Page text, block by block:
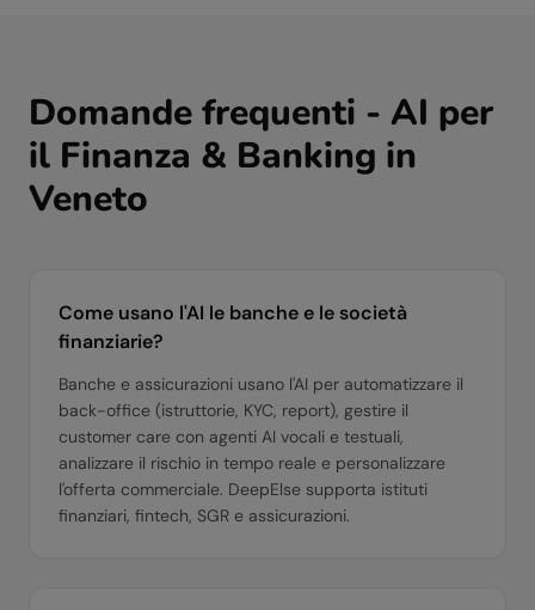
Domande frequenti - AI per
il Finanza & Banking in
Veneto
Come usano l'AI le banche e le società
finanziarie?
Banche e assicurazioni usano l'AI per automatizzare il
back-office (istruttorie, KYC, report), gestire il
customer care con agenti AI vocali e testuali,
analizzare il rischio in tempo reale e personalizzare
l'offerta commerciale. DeepElse supporta istituti
finanziari, fintech, SGR e assicurazioni.